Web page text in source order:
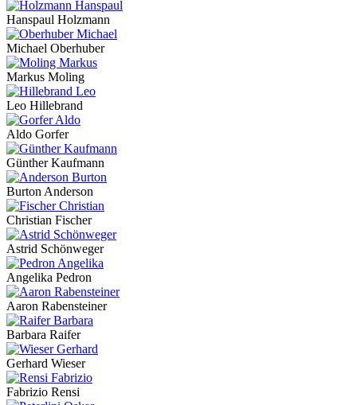
Hanspaul Holzmann
Michael Oberhuber
Markus Moling
Leo Hillebrand
Aldo Gorfer
Günther Kaufmann
Burton Anderson
Christian Fischer
Astrid Schönweger
Angelika Pedron
Aaron Rabensteiner
Barbara Raifer
Gerhard Wieser
Fabrizio Rensi